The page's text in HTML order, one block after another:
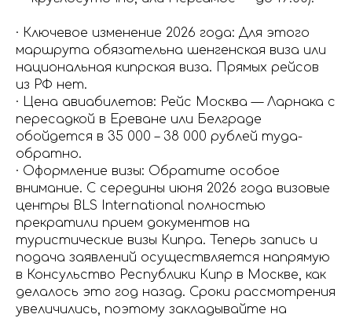
· Ключевое изменение 2026 года: Для этого
маршрута обязательна шенгенская виза или
национальная кипрская виза. Прямых рейсов
из РФ нет.
· Цена авиабилетов: Рейс Москва — Ларнака с
пересадкой в Ереване или Белграде
обойдется в 35 000 – 38 000 рублей туда-
обратно.
· Оформление визы: Обратите особое
внимание. С середины июня 2026 года визовые
центры BLS International полностью
прекратили прием документов на
туристические визы Кипра. Теперь запись и
подача заявлений осуществляется напрямую
в Консульство Республики Кипр в Москве, как
делалось это год назад. Сроки рассмотрения
увеличились, поэтому закладывайте на